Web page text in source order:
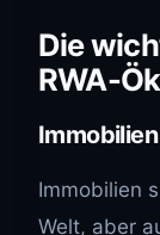
Die
RWA-
Immobilien
Welt, aber